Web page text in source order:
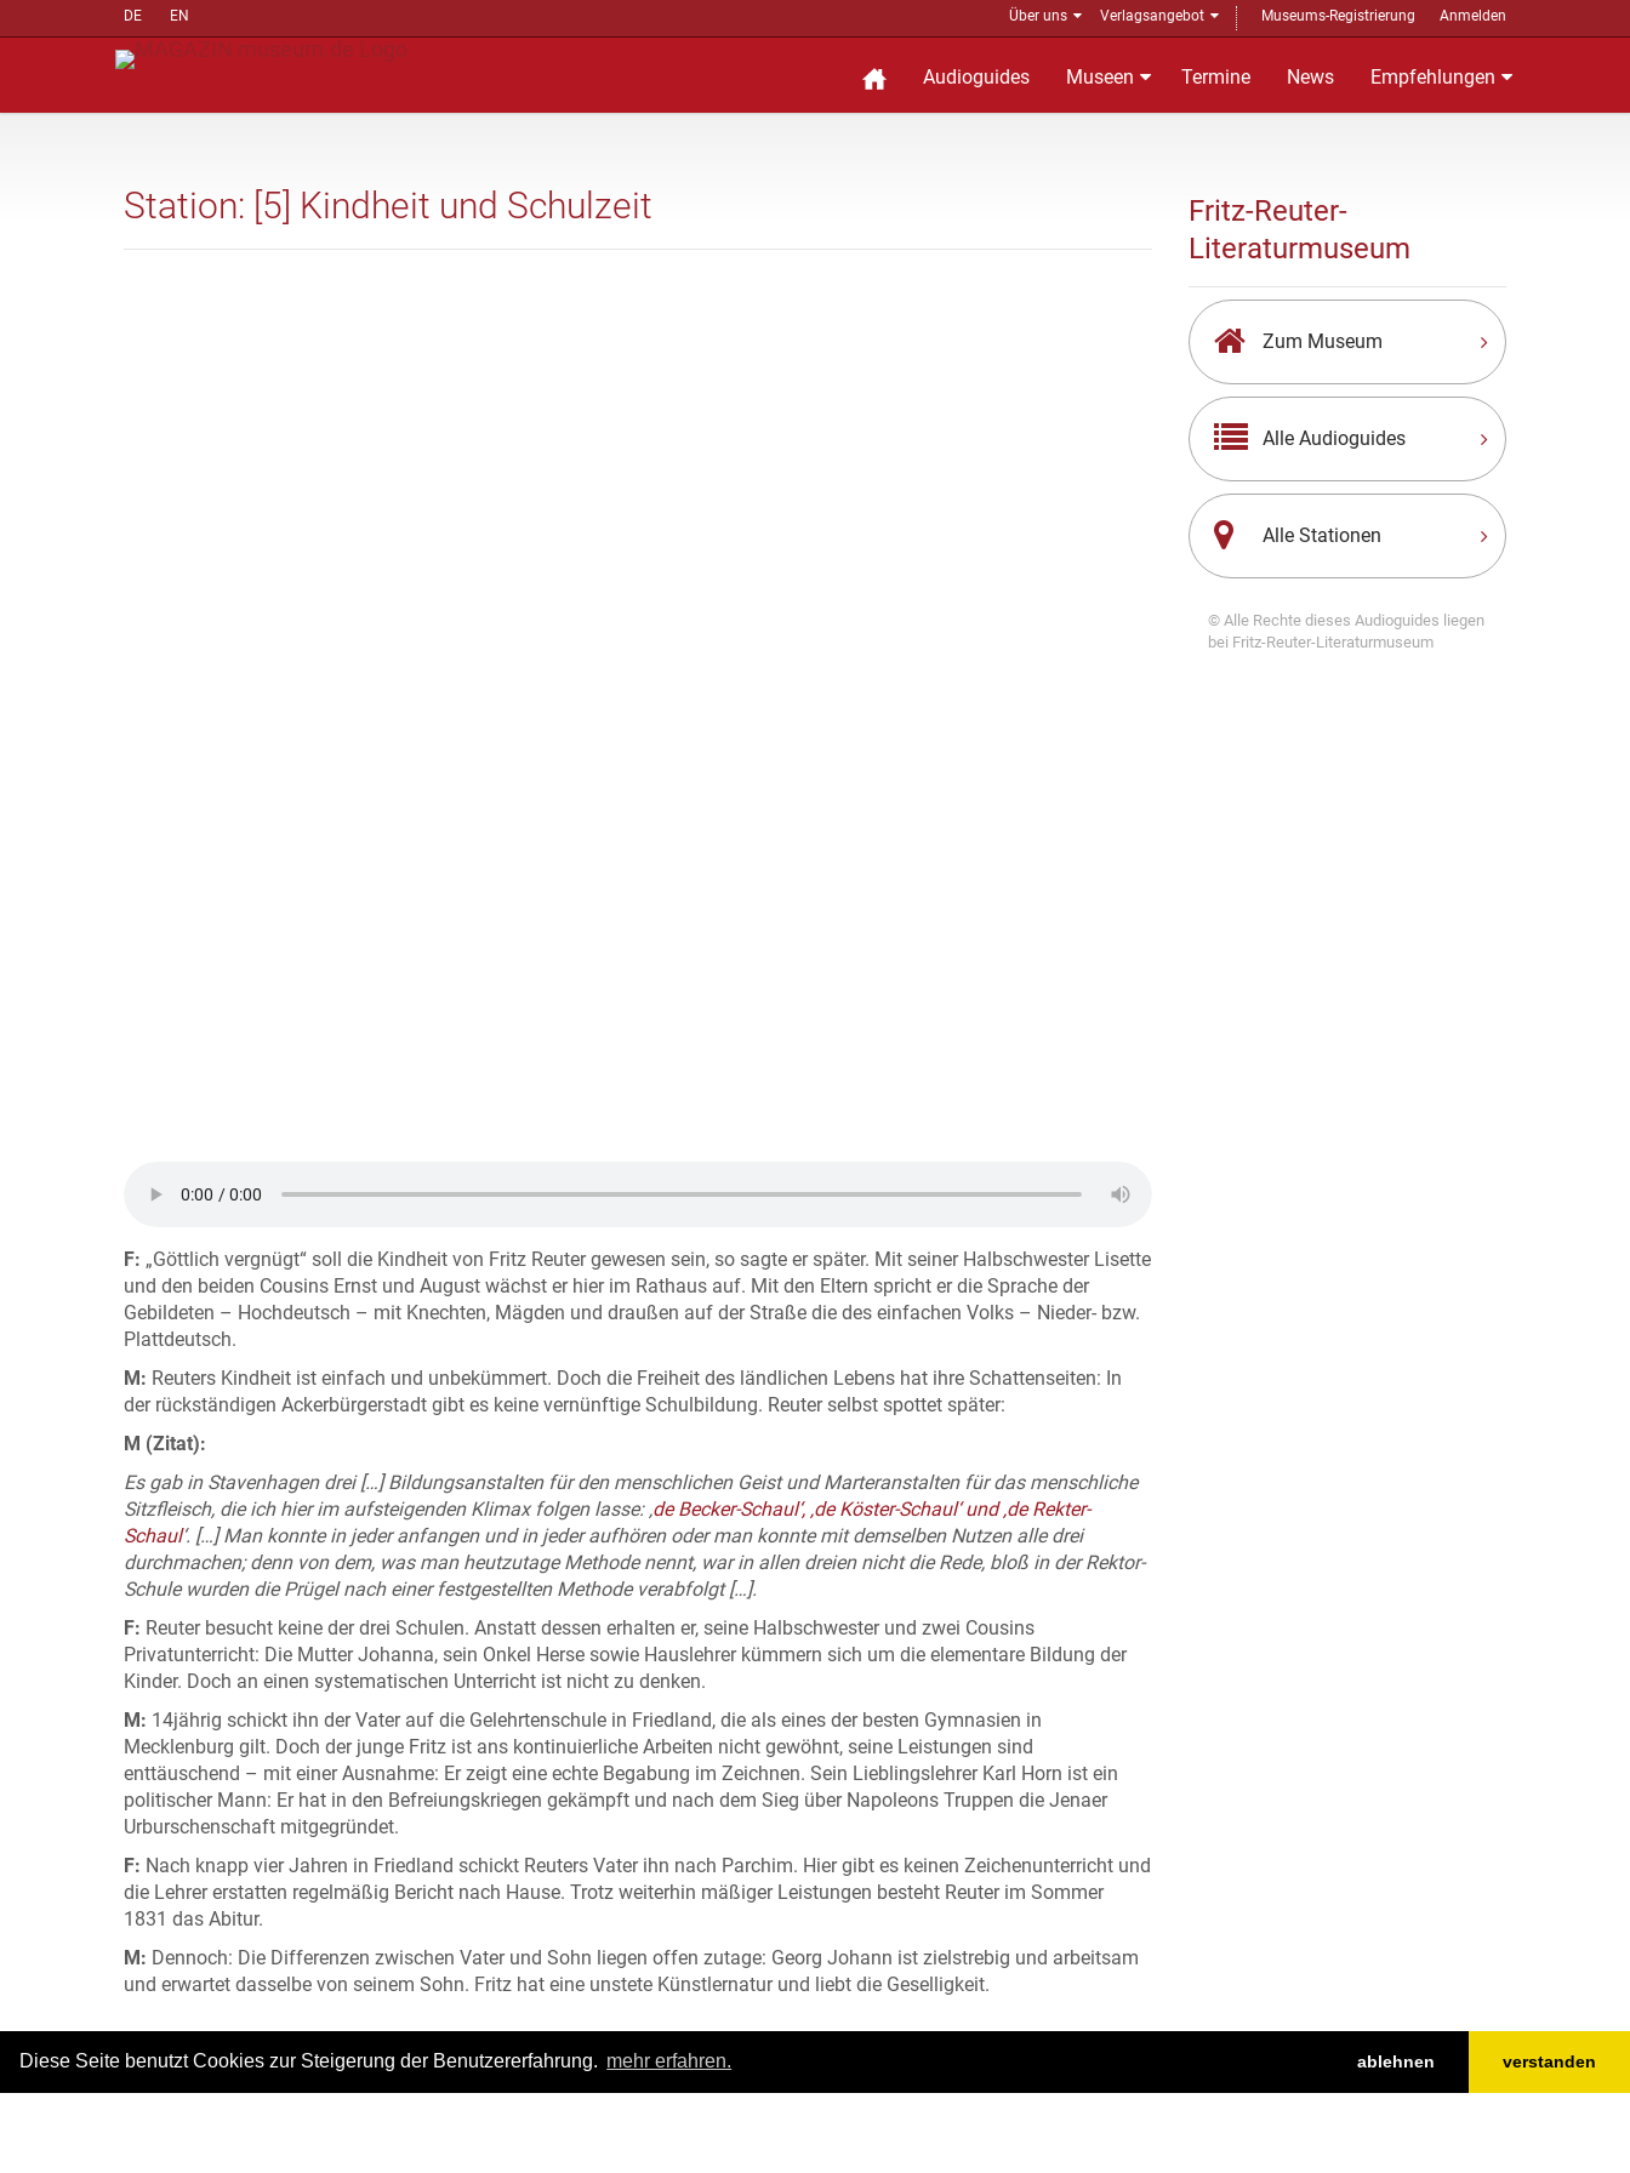
Diese Seite benutzt Cookies zur Steigerung der Benutzererfahrung. mehr erfahren. ablehnen verstanden
DE EN Über uns Verlagsangebot Museums-Registrierung Anmelden
Audioguides Museen Termine News Empfehlungen
Station: [5] Kindheit und Schulzeit
F: „Göttlich vergnügt“ soll die Kindheit von Fritz Reuter gewesen sein, so sagte er später. Mit seiner Halbschwester Lisette
und den beiden Cousins Ernst und August wächst er hier im Rathaus auf. Mit den Eltern spricht er die Sprache der
Gebildeten – Hochdeutsch – mit Knechten, Mägden und draußen auf der Straße die des einfachen Volks – Nieder- bzw.
Plattdeutsch.
M: Reuters Kindheit ist einfach und unbekümmert. Doch die Freiheit des ländlichen Lebens hat ihre Schattenseiten: In
der rückständigen Ackerbürgerstadt gibt es keine vernünftige Schulbildung. Reuter selbst spottet später:
M (Zitat):
Es gab in Stavenhagen drei […] Bildungsanstalten für den menschlichen Geist und Marteranstalten für das menschliche
Sitzfleisch, die ich hier im aufsteigenden Klimax folgen lasse: ‚de Becker-Schaul‘, ‚de Köster-Schaul‘ und ‚de Rekter-
Schaul‘. […] Man konnte in jeder anfangen und in jeder aufhören oder man konnte mit demselben Nutzen alle drei
durchmachen; denn von dem, was man heutzutage Methode nennt, war in allen dreien nicht die Rede, bloß in der Rektor-
Schule wurden die Prügel nach einer festgestellten Methode verabfolgt […].
F: Reuter besucht keine der drei Schulen. Anstatt dessen erhalten er, seine Halbschwester und zwei Cousins
Privatunterricht: Die Mutter Johanna, sein Onkel Herse sowie Hauslehrer kümmern sich um die elementare Bildung der
Kinder. Doch an einen systematischen Unterricht ist nicht zu denken.
M: 14jährig schickt ihn der Vater auf die Gelehrtenschule in Friedland, die als eines der besten Gymnasien in
Mecklenburg gilt. Doch der junge Fritz ist ans kontinuierliche Arbeiten nicht gewöhnt, seine Leistungen sind
enttäuschend – mit einer Ausnahme: Er zeigt eine echte Begabung im Zeichnen. Sein Lieblingslehrer Karl Horn ist ein
politischer Mann: Er hat in den Befreiungskriegen gekämpft und nach dem Sieg über Napoleons Truppen die Jenaer
Urburschenschaft mitgegründet.
F: Nach knapp vier Jahren in Friedland schickt Reuters Vater ihn nach Parchim. Hier gibt es keinen Zeichenunterricht und
die Lehrer erstatten regelmäßig Bericht nach Hause. Trotz weiterhin mäßiger Leistungen besteht Reuter im Sommer
1831 das Abitur.
M: Dennoch: Die Differenzen zwischen Vater und Sohn liegen offen zutage: Georg Johann ist zielstrebig und arbeitsam
und erwartet dasselbe von seinem Sohn. Fritz hat eine unstete Künstlernatur und liebt die Geselligkeit.
_________________________________
Fritz-Reuter-
Literaturmuseum
Zum Museum
Alle Audioguides
Alle Stationen
© Alle Rechte dieses Audioguides liegen
bei Fritz-Reuter-Literaturmuseum